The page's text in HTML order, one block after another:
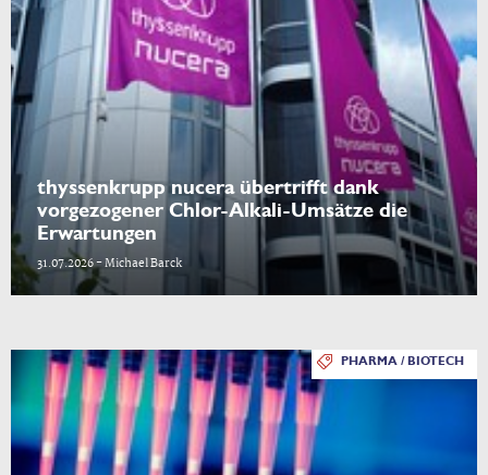
thyssenkrupp nucera übertrifft dank
vorgezogener Chlor-Alkali-Umsätze die
Erwartungen
31.07.2026 - Michael Barck
PHARMA / BIOTECH